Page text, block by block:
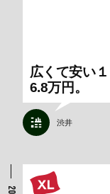
広くて安い
6.8万円。
渋井